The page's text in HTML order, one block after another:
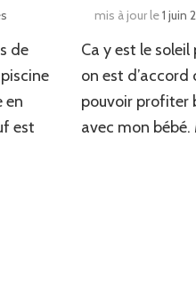
indispensables
Piscine
famille:
Plouf
de
en
est
mis à jour le1 juin
Ca y est le
on est
pouvoir profiter
avec mon